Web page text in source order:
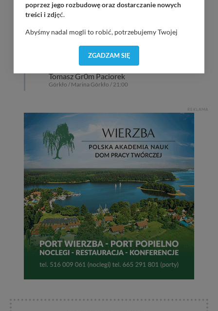
OKAW Sztorm
Dolaroova
Wilkasy / Port AZS Wilkasy / 21:00
Tomasz Gr0m Paciorek
Górkło / Marina Górkło / 21:00
REKLAMA
poprzez jego rozbudowę oraz dostarczanie nowych
treści i zdjęć.
Abyśmy nadal mogli to robić, potrzebujemy Twojej
dostosować do Twoich preferencji. Twoje dane (w tym
pliki cookies) będą zapisywane w celu usprawnienia
wyszukania, ulubione miejsca, logowania, itp).
nas bezpieczne, jeśli masz wątpliwości co do naszych
intencji, zawsze możesz wycofać swoją zgodę. Więcej
informacji uzyskach w naszej Polityce Prywatności
Klikając znak X lub przycisk PRZEJDŹ DO SERWISU
wyrażasz zgodę na przetwarzanie Twoich danych.
Nasz serwis nie wykorzystuje oraz nie udostępnia
Twoich danych innym podmiotom oraz osobom
trzecim. Wyjątkiem jest sytuacja, gdy przekazanie
Twoich danych jest elementem usługi (przekazanie
danych z formularza kontaktowego, przekazanie danych
w przypadku rezerwacji usług typu: nocleg, czartery,
itp). Więcej informacji o zasadach i funkcjonalności
serwisu wRegulaminie Serwisu.
Administratorem Twoich danych jest: Agencja
Reklamowa Kreacja Monika Borkowska, z siedzibą ul.
Wiejska 17, 11-500 Giżycko. Możesz z nami
ZGADZAM SIĘ